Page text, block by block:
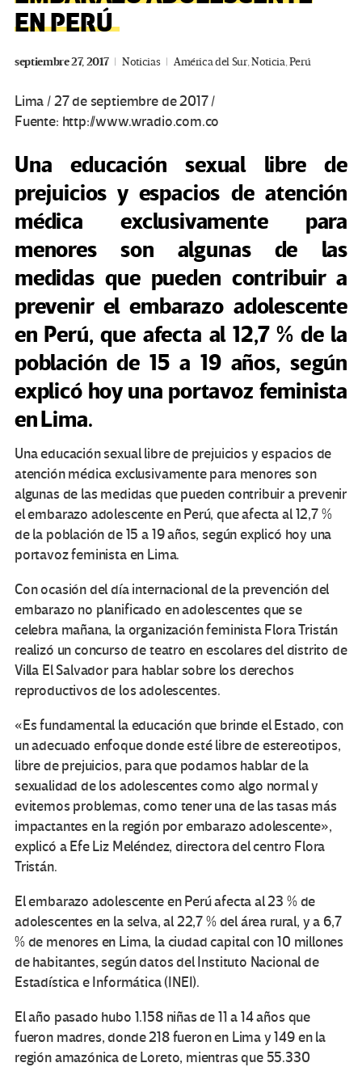
EN PERÚ
septiembre 27, 2017 Noticias América del Sur,Noticia,Perú
Lima / 27 de septiembre de 2017 /
Fuente: http://www.wradio.com.co
Una educación sexual libre de
prejuicios y espacios de atención
médica exclusivamente para
menores son algunas de las
medidas que pueden contribuir a
prevenir el embarazo adolescente
en Perú, que afecta al 12,7 % de la
población de 15 a 19 años, según
explicó hoy una portavoz feminista
en Lima.
Una educación sexual libre de prejuicios y espacios de
atención médica exclusivamente para menores son
algunas de las medidas que pueden contribuir a prevenir
el embarazo adolescente en Perú, que afecta al 12,7 %
de la población de 15 a 19 años, según explicó hoy una
portavoz feminista en Lima.
Con ocasión del día internacional de la prevención del
embarazo no planificado en adolescentes que se
celebra mañana, la organización feminista Flora Tristán
realizó un concurso de teatro en escolares del distrito de
Villa El Salvador para hablar sobre los derechos
reproductivos de los adolescentes.
«Es fundamental la educación que brinde el Estado, con
un adecuado enfoque donde esté libre de estereotipos,
libre de prejuicios, para que podamos hablar de la
sexualidad de los adolescentes como algo normal y
evitemos problemas, como tener una de las tasas más
impactantes en la región por embarazo adolescente»,
explicó a Efe Liz Meléndez, directora del centro Flora
Tristán.
El embarazo adolescente en Perú afecta al 23 % de
adolescentes en la selva, al 22,7 % del área rural, y a 6,7
% de menores en Lima, la ciudad capital con 10 millones
de habitantes, según datos del Instituto Nacional de
Estadística e Informática (INEI).
El año pasado hubo 1.158 niñas de 11 a 14 años que
fueron madres, donde 218 fueron en Lima y 149 en la
región amazónica de Loreto, mientras que 55.330